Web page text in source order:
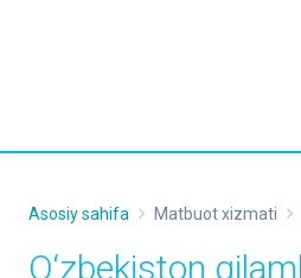
Asosiy sahifa Matbuot xizmati
O‘zbekiston